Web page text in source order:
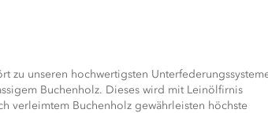
zu unseren hochwertigsten
Buchenholz. Dieses wird mit Leinölfirnis
verleimtem Buchenholz gewährleisten höchste